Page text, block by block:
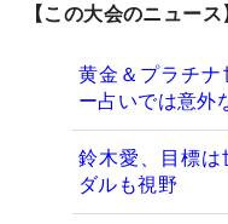
【この大会のニュース
黄金＆プラチ
ー占いでは意外
鈴木愛、目標
ダルも視野